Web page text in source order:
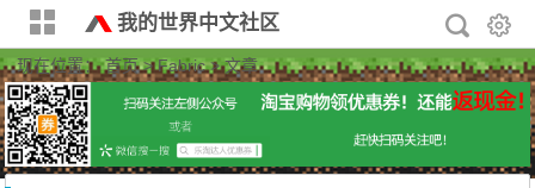
我的世界中文社区
现在位置：首页> Fabric > 文章